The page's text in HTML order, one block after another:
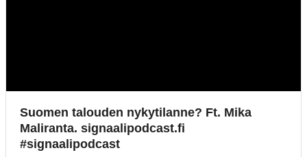
Suomen talouden nykytilanne? Ft. Mika
Maliranta. signaalipodcast.fi
#signaalipodcast